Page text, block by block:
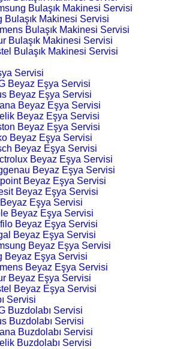
Bulaşık Makinesi Servisi
Bulaşık Makinesi Servisi
Bulaşık Makinesi Servisi
Bulaşık Makinesi Servisi
Bulaşık Makinesi Servisi
Servisi
Beyaz Eşya Servisi
Beyaz Eşya Servisi
Beyaz Eşya Servisi
Beyaz Eşya Servisi
Beyaz Eşya Servisi
Beyaz Eşya Servisi
Beyaz Eşya Servisi
Beyaz Eşya Servisi
Beyaz Eşya Servisi
Beyaz Eşya Servisi
Beyaz Eşya Servisi
Beyaz Eşya Servisi
Beyaz Eşya Servisi
Beyaz Eşya Servisi
Beyaz Eşya Servisi
Beyaz Eşya Servisi
Beyaz Eşya Servisi
Beyaz Eşya Servisi
Beyaz Eşya Servisi
Beyaz Eşya Servisi
Servisi
Buzdolabı Servisi
Buzdolabı Servisi
Buzdolabı Servisi
Buzdolabı Servisi